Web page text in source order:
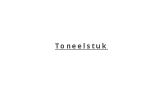
Toneelstuk